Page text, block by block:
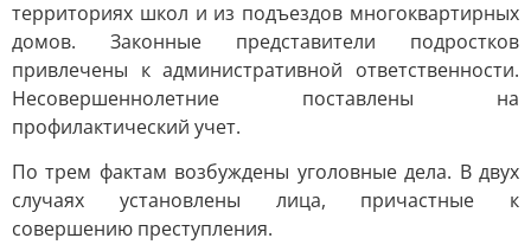
территориях школ и из подъездов многоквартирных
домов. Законные представители подростков
привлечены к административной ответственности.
Несовершеннолетние поставлены на
профилактический учет.
По трем фактам возбуждены уголовные дела. В двух
случаях установлены лица, причастные к
совершению преступления.